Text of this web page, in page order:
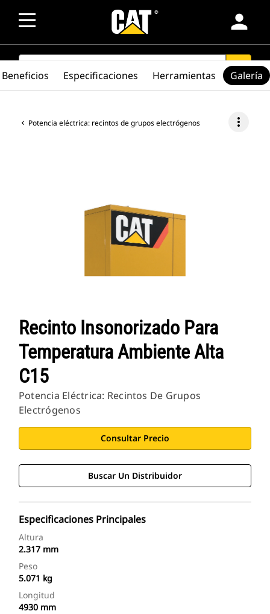
person
SEARCH search
Potencia eléctrica: recintos de grupos electrógenos more_vert
Recinto Insonorizado Para
Temperatura Ambiente Alta
C15
Potencia Eléctrica: Recintos De Grupos
Electrógenos
Consultar Precio
Buscar Un Distribuidor
Especificaciones Principales
Altura
2.317 mm
Peso
5.071 kg
Longitud
4930 mm
Beneficios Especificaciones Herramientas Galería